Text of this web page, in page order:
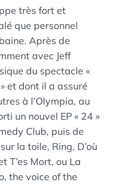
très fort et
que personnel
Après de
avec Jeff
du spectacle «
et dont il a assuré
à l’Olympia, au
un nouvel EP « 24 »
Club, puis de
la toile, Ring, D’où
T’es Mort, ou La
the voice of the